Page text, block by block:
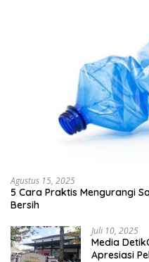
Agustus 15, 2025
5 Cara Praktis Mengurangi
Bersih
Juli 10, 2025
Media
Apresiasi